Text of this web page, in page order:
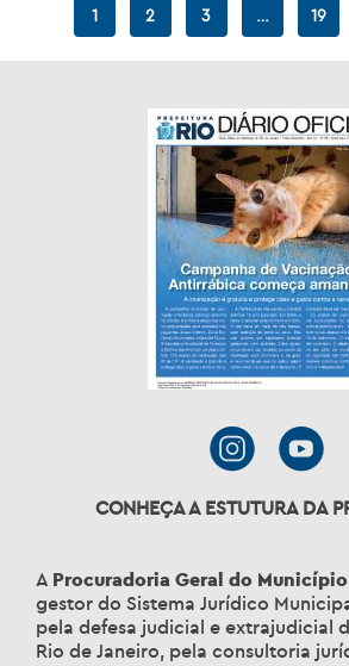
1 2 3 … 19
CONHEÇA A ESTUTURA DA
A Procuradoria Geral do Município
gestor do Sistema Jurídico
pela defesa judicial e extrajudicial
Rio de Janeiro, pela consultoria